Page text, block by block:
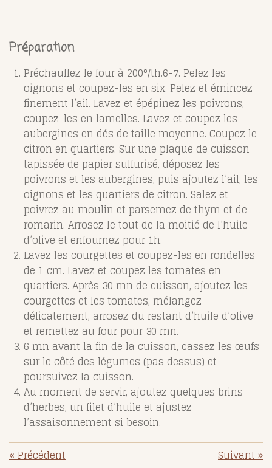
Préparation
Préchauffez le four à 200°/th.6-7. Pelez les
oignons et coupez-les en six. Pelez et émincez
finement l’ail. Lavez et épépinez les poivrons,
coupez-les en lamelles. Lavez et coupez les
aubergines en dés de taille moyenne. Coupez le
citron en quartiers. Sur une plaque de cuisson
tapissée de papier sulfurisé, déposez les
poivrons et les aubergines, puis ajoutez l’ail, les
oignons et les quartiers de citron. Salez et
poivrez au moulin et parsemez de thym et de
romarin. Arrosez le tout de la moitié de l’huile
d’olive et enfournez pour 1h.
Lavez les courgettes et coupez-les en rondelles
de 1 cm. Lavez et coupez les tomates en
quartiers. Après 30 mn de cuisson, ajoutez les
courgettes et les tomates, mélangez
délicatement, arrosez du restant d’huile d’olive
et remettez au four pour 30 mn.
6 mn avant la fin de la cuisson, cassez les œufs
sur le côté des légumes (pas dessus) et
poursuivez la cuisson.
Au moment de servir, ajoutez quelques brins
d’herbes, un filet d’huile et ajustez
l’assaisonnement si besoin.
«Précédent Suivant»